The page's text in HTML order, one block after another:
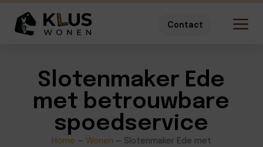
Contact
Slotenmaker Ede
met betrouwbare
spoedservice
Home – Wonen – Slotenmaker Ede met